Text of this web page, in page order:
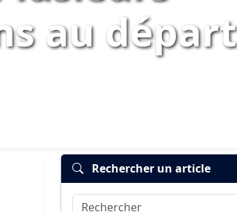
au départ
Rechercher un article
Rechercher